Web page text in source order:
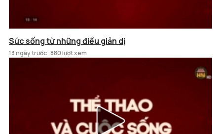
Sức sống từ những điều giản dị
13 ngày trước 880 lượt xem